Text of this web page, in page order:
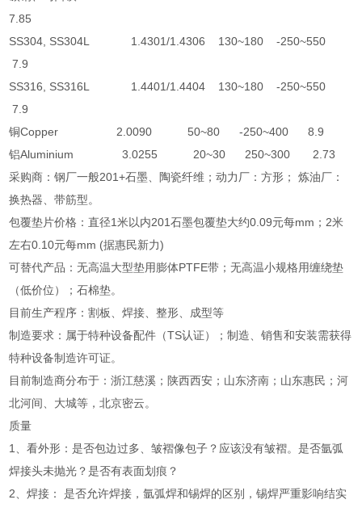
7.85
SS304, SS304L 1.4301/1.4306 130~180 -250~550
7.9
SS316, SS316L 1.4401/1.4404 130~180 -250~550
7.9
铜Copper 2.0090 50~80 -250~400 8.9
铝Aluminium 3.0255 20~30 250~300 2.73
采购商：钢厂一般201+石墨、陶瓷纤维；动力厂：方形； 炼油厂：
换热器、带筋型。
包覆垫片价格：直径1米以内201石墨包覆垫大约0.09元每mm；2米
左右0.10元每mm (据惠民新力)
可替代产品：无高温大型垫用膨体PTFE带；无高温小规格用缠绕垫
（低价位）；石棉垫。
目前生产程序：割板、焊接、整形、成型等
制造要求：属于特种设备配件（TS认证）；制造、销售和安装需获得
特种设备制造许可证。
目前制造商分布于：浙江慈溪；陕西西安；山东济南；山东惠民；河
北河间、大城等，北京密云。
质量
1、看外形：是否包边过多、皱褶像包子？应该没有皱褶。是否氩弧
焊接头未抛光？是否有表面划痕？
2、焊接： 是否允许焊接，氩弧焊和锡焊的区别，锡焊严重影响结实